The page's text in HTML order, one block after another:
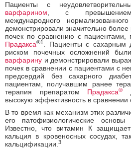
Пациенты с
варфарином, с превышением
международного
демонстрировали значительно
почек по сравнению с
Прадакса®1 . Пациенты с сахарным
риском почечных осложнений
варфарину и демонстрировали
почек в сравнении с пациентами с
предсердий без сахарного
пациентам, получавшим ранее
терапия препаратом Прадакса®
высокую эффективность в сравнении
В то время как механизм этих
его патофизиологические
Известно, что витамин К
кальция в кровеносных сосудах,
кальцификации.3